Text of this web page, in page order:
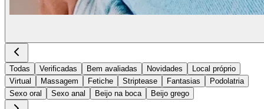
Todas Verificadas Bem avaliadas Novidades
Local próprio
Virtual
Massagem Fetiche Striptease Fantasias
Podolatria
Sexo oral
Sexo anal Beijo na boca Beijo grego